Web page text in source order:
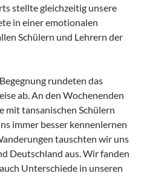
stellte gleichzeitig unsere
in einer emotionalen
Schülern und Lehrern der
rundeten das
ab. An den Wochenenden
mit tansanischen Schülern
immer besser kennenlernen
tauschten wir uns
Deutschland aus. Wir fanden
Unterschiede in unseren